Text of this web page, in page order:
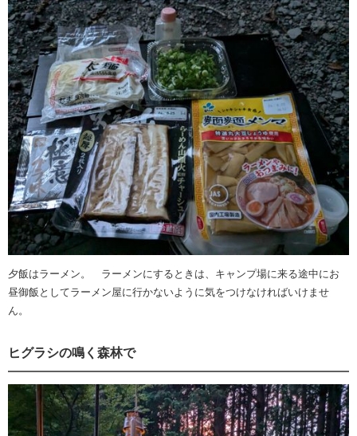
夕飯はラーメン。 ラーメンにするときは、キャンプ場に来る途中にお
昼御飯としてラーメン屋に行かないように気をつけなければいけませ
ん。
ヒグラシの鳴く森林で